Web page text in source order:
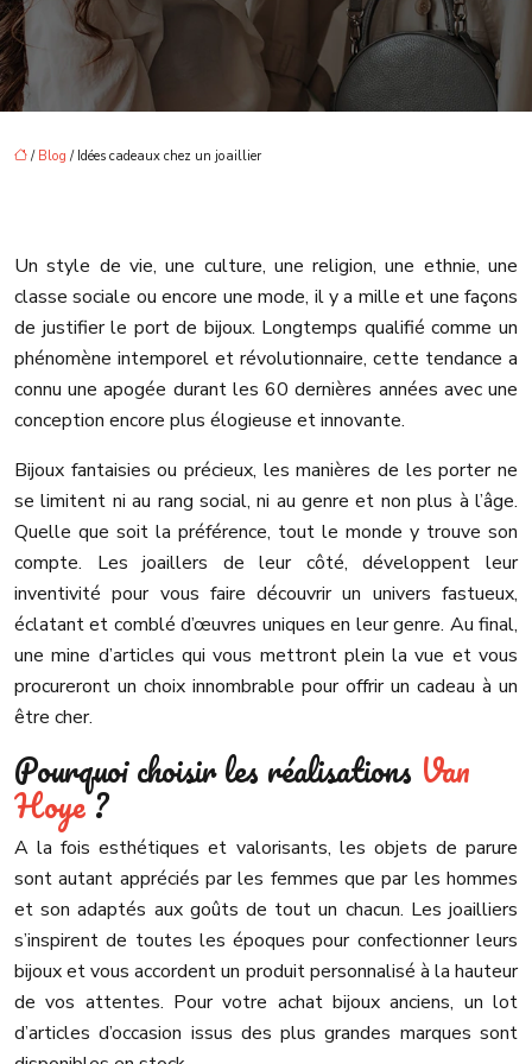
/ Blog / Idées cadeaux chez un joaillier
Un style de vie, une culture, une religion, une ethnie, une
classe sociale ou encore une mode, il y a mille et une façons
de justifier le port de bijoux. Longtemps qualifié comme un
phénomène intemporel et révolutionnaire, cette tendance a
connu une apogée durant les 60 dernières années avec une
conception encore plus élogieuse et innovante.
Bijoux fantaisies ou précieux, les manières de les porter ne
se limitent ni au rang social, ni au genre et non plus à l’âge.
Quelle que soit la préférence, tout le monde y trouve son
compte. Les joaillers de leur côté, développent leur
inventivité pour vous faire découvrir un univers fastueux,
éclatant et comblé d’œuvres uniques en leur genre. Au final,
une mine d’articles qui vous mettront plein la vue et vous
procureront un choix innombrable pour offrir un cadeau à un
être cher.
Pourquoi choisir les réalisations Van
Hoye?
A la fois esthétiques et valorisants, les objets de parure
sont autant appréciés par les femmes que par les hommes
et son adaptés aux goûts de tout un chacun. Les joailliers
s’inspirent de toutes les époques pour confectionner leurs
bijoux et vous accordent un produit personnalisé à la hauteur
de vos attentes. Pour votre achat bijoux anciens, un lot
d’articles d’occasion issus des plus grandes marques sont